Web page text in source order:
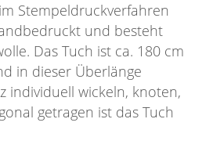
Stempeldruckverfahren
und besteht
Das Tuch ist ca. 180 cm
in dieser Überlänge
individuell wickeln, knoten,
getragen ist das Tuch